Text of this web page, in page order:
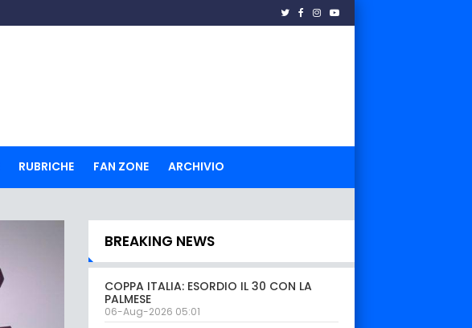
RUBRICHE FAN ZONE ARCHIVIO
BREAKING NEWS
COPPA ITALIA: ESORDIO IL 30 CON LA
PALMESE
06-Aug-2026 05:01